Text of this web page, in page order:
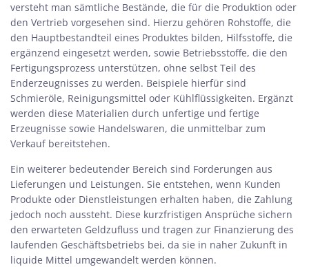
versteht man sämtliche Bestände, die für die Produktion oder
den Vertrieb vorgesehen sind. Hierzu gehören Rohstoffe, die
den Hauptbestandteil eines Produktes bilden, Hilfsstoffe, die
ergänzend eingesetzt werden, sowie Betriebsstoffe, die den
Fertigungsprozess unterstützen, ohne selbst Teil des
Enderzeugnisses zu werden. Beispiele hierfür sind
Schmieröle, Reinigungsmittel oder Kühlflüssigkeiten. Ergänzt
werden diese Materialien durch unfertige und fertige
Erzeugnisse sowie Handelswaren, die unmittelbar zum
Verkauf bereitstehen.
Ein weiterer bedeutender Bereich sind Forderungen aus
Lieferungen und Leistungen. Sie entstehen, wenn Kunden
Produkte oder Dienstleistungen erhalten haben, die Zahlung
jedoch noch aussteht. Diese kurzfristigen Ansprüche sichern
den erwarteten Geldzufluss und tragen zur Finanzierung des
laufenden Geschäftsbetriebs bei, da sie in naher Zukunft in
liquide Mittel umgewandelt werden können.